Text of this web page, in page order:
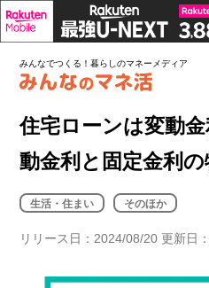
みんなでつくる！暮らしのマネーメディア
住宅ローンは変動
動金利と固定金利の
生活・住まい そのほか
リリース日：2024/08/20 更新日